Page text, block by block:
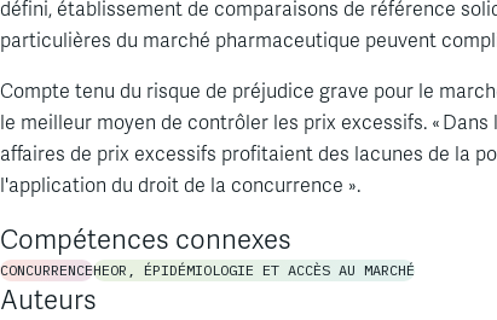
défini, établissement de comparaisons de référence
particulières du marché pharmaceutique peuvent
Compte tenu du risque de préjudice grave pour le
le meilleur moyen de contrôler les prix excessifs. «
affaires de prix excessifs profitaient des lacunes de la
l'application du droit de la concurrence ».
Compétences connexes
CONCURRENCEHEOR, ÉPIDÉMIOLOGIE ET ACCÈS AU MARCHÉ
Auteurs